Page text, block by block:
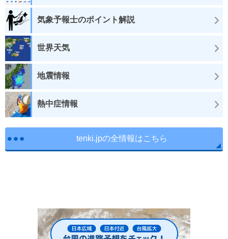
気象予報士のポイント解説
世界天気
地震情報
熱中症情報
tenki.jpの全情報はこちら